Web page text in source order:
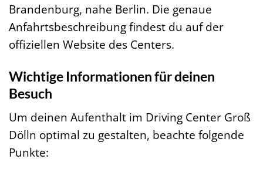
Brandenburg, nahe Berlin. Die genaue
Anfahrtsbeschreibung findest du auf der
offiziellen Website des Centers.
Wichtige Informationen für deinen
Besuch
Um deinen Aufenthalt im Driving Center Groß
Dölln optimal zu gestalten, beachte folgende
Punkte: